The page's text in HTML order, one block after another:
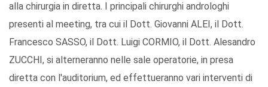
alla chirurgia in diretta. I principali chirurghi androloghi
presenti al meeting, tra cui il Dott. Giovanni ALEI, il Dott.
Francesco SASSO, il Dott. Luigi CORMIO, il Dott. Alesandro
ZUCCHI, si alterneranno nelle sale operatorie, in presa
diretta con l'auditorium, ed effettueranno vari interventi di